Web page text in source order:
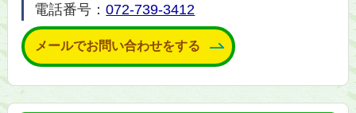
電話番号：072-739-3412
メールでお問い合わせをする